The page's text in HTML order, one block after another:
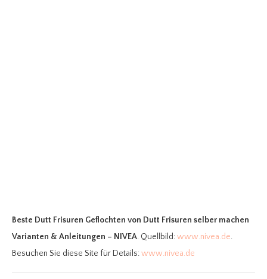
Beste Dutt Frisuren Geflochten von Dutt Frisuren selber machen
Varianten & Anleitungen – NIVEA. Quellbild:www.nivea.de.
Besuchen Sie diese Site für Details:www.nivea.de